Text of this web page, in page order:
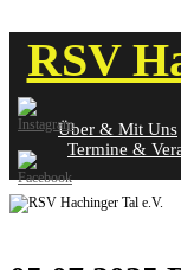
content
RSV
Über & Mit Uns
Termine &